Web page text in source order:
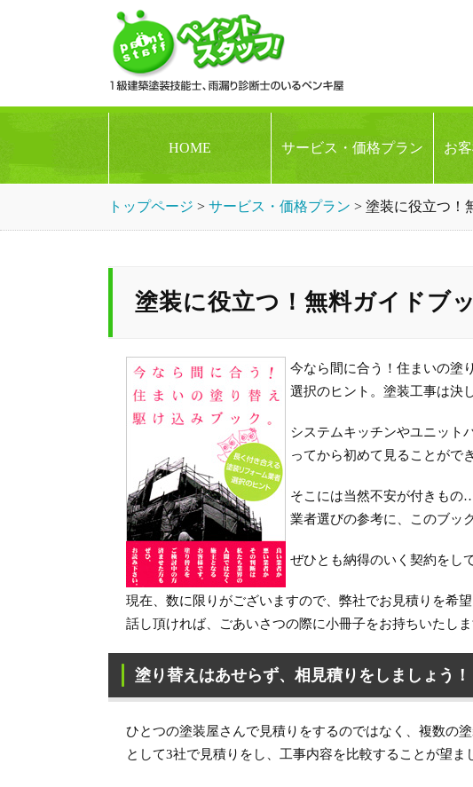
HOME サービス・価格プラン お
トップページ > サービス・価格プラン > 塗装に役立つ！
塗装に役立つ！無料ガイドブ
今なら間に合う！住まいの塗
選択のヒント。塗装工事は決
システムキッチンやユニット
ってから初めて見ることがで
そこには当然不安が付きもの
業者選びの参考に、このブッ
ぜひとも納得のいく契約をし
現在、数に限りがございますので、弊社でお見積りを希
話し頂ければ、ごあいさつの際に小冊子をお持ちいたしま
塗り替えはあせらず、相見積りをしましょう！
ひとつの塗装屋さんで見積りをするのではなく、複数の
として3社で見積りをし、工事内容を比較することが望ま